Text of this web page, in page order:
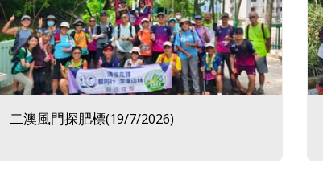
二澳風門探肥標(19/7/2026)